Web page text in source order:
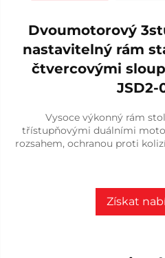
Dvoumotorový
nastavitelný rám
čtvercovými
JSD2-
Vysoce výkonný rám
třístupňovými duálními
rozsahem, ochranou proti
Získat